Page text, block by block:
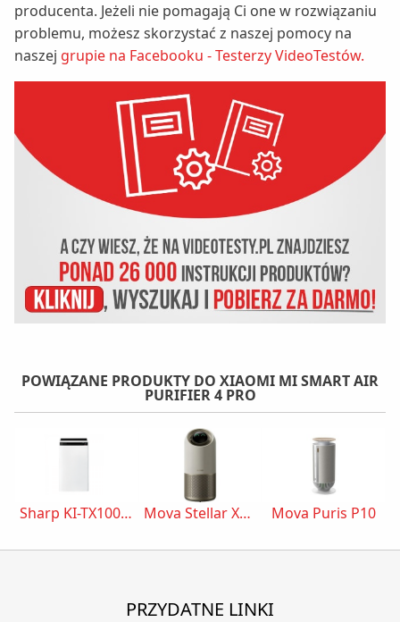
producenta. Jeżeli nie pomagają Ci one w rozwiązaniu
problemu, możesz skorzystać z naszej pomocy na
naszej grupie na Facebooku - Testerzy VideoTestów.
POWIĄZANE PRODUKTY DO XIAOMI MI SMART AIR
PURIFIER 4 PRO
Sharp KI-TX100EU-W Mova Stellar X10 Plus Mova Puris P10
PRZYDATNE LINKI